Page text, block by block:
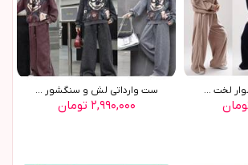
لخت ... ست وارداتي لش و سنگشور ...
۲,۹۹۰,۰۰۰ تومان